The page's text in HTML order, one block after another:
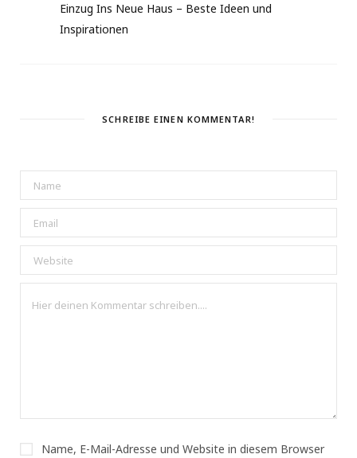
Einzug Ins Neue Haus – Beste Ideen und
Inspirationen
SCHREIBE EINEN KOMMENTAR!
Name, E-Mail-Adresse und Website in diesem Browser